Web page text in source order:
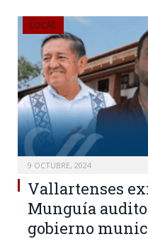
LOCAL
9 OCTUBRE, 2024
Vallartenses
Munguía
gobierno